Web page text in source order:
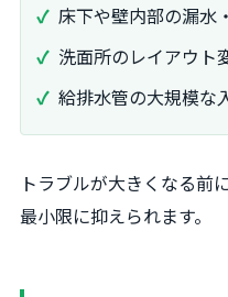
床下や壁内部の漏水
洗面所のレイアウト
給排水管の大規模な
トラブルが大きくなる前
最小限に抑えられます。